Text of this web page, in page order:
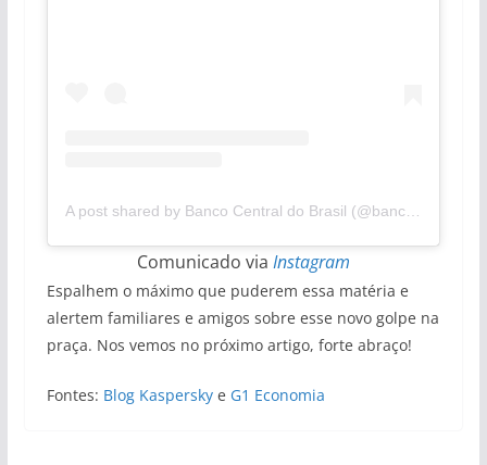
A post shared by Banco Central do Brasil (@bancocentraldobrasil)
Comunicado via Instagram
Espalhem o máximo que puderem essa matéria e
alertem familiares e amigos sobre esse novo golpe na
praça. Nos vemos no próximo artigo, forte abraço!
Fontes: Blog Kasperskye G1 Economia